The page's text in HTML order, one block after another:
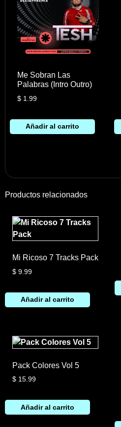
Me Sobran Las
Palabras (Intro Outro)
$1.99
Añadir al carrito
Productos relacionados
Mi Ricoso 7 Tracks Pack
$ 9.99
Añadir al carrito
Pack Colores Vol 5
$ 15.99
Añadir al carrito